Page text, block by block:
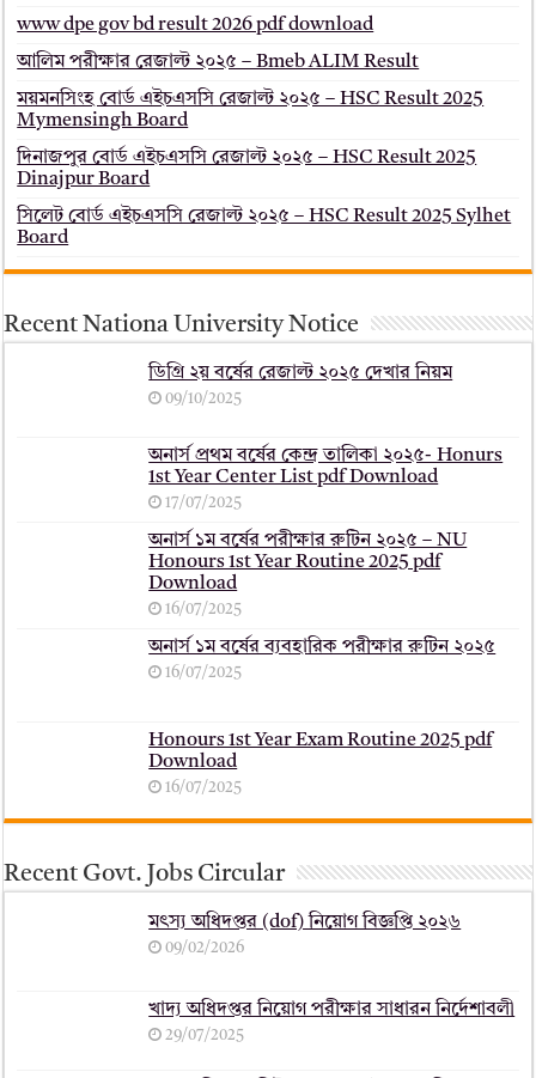
www dpe gov bd result 2026 pdf download
আলিম পরীক্ষার রেজাল্ট ২০২৫ – Bmeb ALIM Result
ময়মনসিংহ বোর্ড এইচএসসি রেজাল্ট ২০২৫ – HSC Result 2025
Mymensingh Board
দিনাজপুর বোর্ড এইচএসসি রেজাল্ট ২০২৫ – HSC Result 2025
Dinajpur Board
সিলেট বোর্ড এইচএসসি রেজাল্ট ২০২৫ – HSC Result 2025 Sylhet
Board
Recent Nationa University Notice
ডিগ্রি ২য় বর্ষের রেজাল্ট ২০২৫ দেখার নিয়ম
09/10/2025
অনার্স প্রথম বর্ষের কেন্দ্র তালিকা ২০২৫- Honurs
1st Year Center List pdf Download
17/07/2025
অনার্স ১ম বর্ষের পরীক্ষার রুটিন ২০২৫ – NU
Honours 1st Year Routine 2025 pdf
Download
16/07/2025
অনার্স ১ম বর্ষের ব্যবহারিক পরীক্ষার ‍রুটিন ২০২৫
16/07/2025
Honours 1st Year Exam Routine 2025 pdf
Download
16/07/2025
Recent Govt. Jobs Circular
মৎস্য অধিদপ্তর (dof) নিয়োগ বিজ্ঞপ্তি ২০২৬
09/02/2026
খাদ্য অধিদপ্তর নিয়োগ পরীক্ষার সাধারন নির্দেশাবলী
29/07/2025